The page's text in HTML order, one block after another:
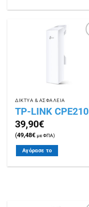
ΔΙΚΤΥΑ & ΑΣΦΑΛΕΙΑ
TP-LINK CPE210
39,90€
(49,48€ με ΦΠΑ)
Αγόρασε το